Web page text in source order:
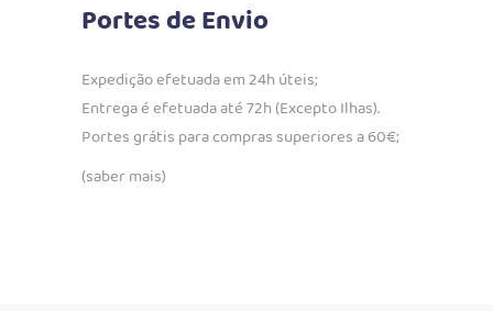
Portes de Envio
Expedição efetuada em 24h úteis;
Entrega é efetuada até 72h (Excepto Ilhas).
Portes grátis para compras superiores a 60€;
(saber mais)